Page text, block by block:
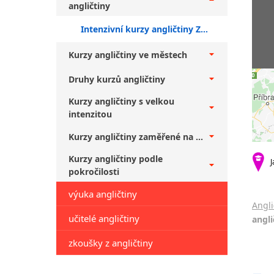
angličtiny
Intenzivní kurzy angličtiny Zlín + pokročilí
Kurzy angličtiny ve městech
Druhy kurzů angličtiny
Kurzy angličtiny s velkou
intenzitou
Kurzy angličtiny zaměřené na ...
Kurzy angličtiny podle
pokročilosti
výuka angličtiny
učitelé angličtiny
zkoušky z angličtiny